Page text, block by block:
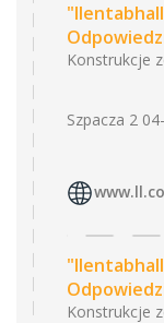
Konstrukcje
Szpacza 2
Konstrukcje